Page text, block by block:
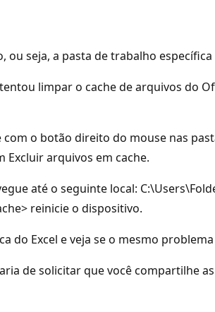
seja, a pasta de trabalho
limpar o cache de arquivos do
com o botão direito do mouse nas
Excluir arquivos em cache.
até o seguinte local:
reinicie o dispositivo.
do Excel e veja se o mesmo
de solicitar que você compartilhe